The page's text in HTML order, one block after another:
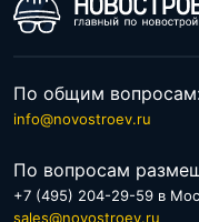
По общим
info@novostroev.ru
По вопросам
+7 (495) 204-29-59 в
sales@novostroev.ru